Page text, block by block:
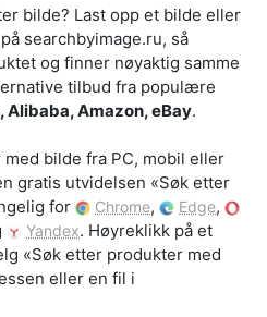
bilde? Last opp et bilde eller
searchbyimage.ru, så
og finner nøyaktig samme
tilbud fra populære
Alibaba, Amazon, eBay.
bilde fra PC, mobil eller
gratis utvidelsen «Søk etter
for
Chrome, Edge,
Yandex. Høyreklikk på et
«Søk etter produkter med
eller en fil i